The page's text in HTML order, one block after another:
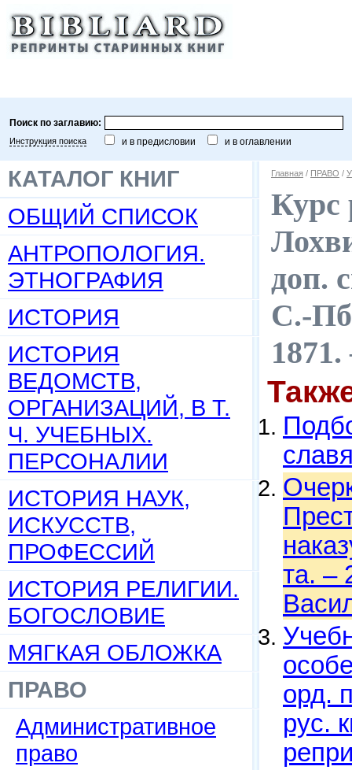
Поиск по заглавию:
Инструкция поиска и в предисловии и в оглавлении
КАТАЛОГ КНИГ
ОБЩИЙ СПИСОК
АНТРОПОЛОГИЯ.
ЭТНОГРАФИЯ
ИСТОРИЯ
ИСТОРИЯ
ВЕДОМСТВ,
ОРГАНИЗАЦИЙ, В Т.
Ч. УЧЕБНЫХ.
ПЕРСОНАЛИИ
ИСТОРИЯ НАУК,
ИСКУССТВ,
ПРОФЕССИЙ
ИСТОРИЯ РЕЛИГИИ.
БОГОСЛОВИЕ
МЯГКАЯ ОБЛОЖКА
ПРАВО
Административное
право
Главная / ПРАВО /
Курс
доп.
С.-
та. –
орд.
рус.